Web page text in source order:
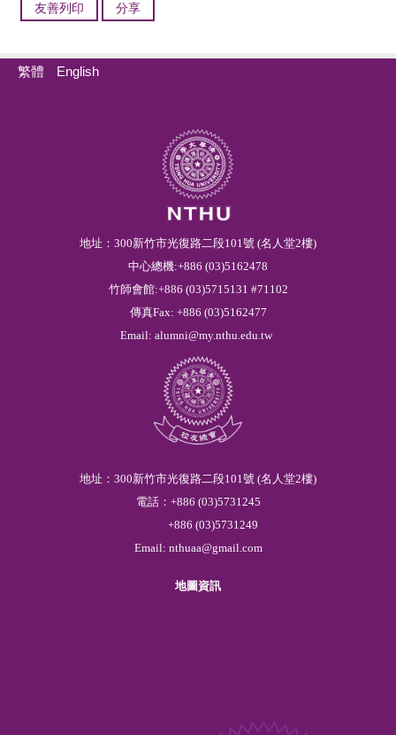
友善列印 分享
繁體 English
地址：300新竹市光復路二段101號 (名人堂2樓)
中心總機:+886 (03)5162478
竹師會館:+886 (03)5715131 #71102
傳真Fax: +886 (03)5162477
Email: alumni@my.nthu.edu.tw
地址：300新竹市光復路二段101號 (名人堂2樓)
電話： +886 (03)5731245
+886 (03)5731249
Email: nthuaa@gmail.com
地圖資訊